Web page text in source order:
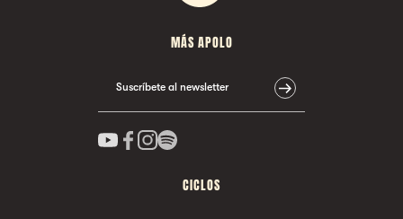
MÁS APOLO
Suscríbete al newsletter
CICLOS